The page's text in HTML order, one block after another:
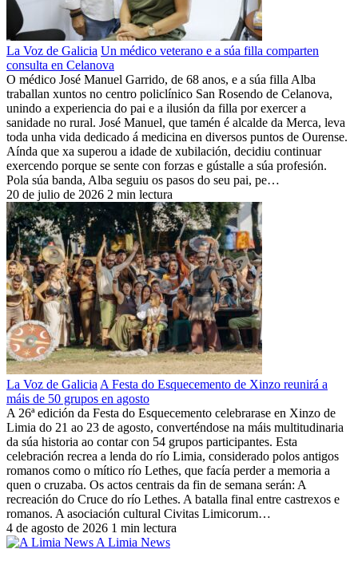
La Voz de Galicia Un médico veterano e a súa filla comparten
consulta en Celanova
O médico José Manuel Garrido, de 68 anos, e a súa filla Alba
traballan xuntos no centro policlínico San Rosendo de Celanova,
unindo a experiencia do pai e a ilusión da filla por exercer a
sanidade no rural. José Manuel, que tamén é alcalde da Merca, leva
toda unha vida dedicado á medicina en diversos puntos de Ourense.
Aínda que xa superou a idade de xubilación, decidiu continuar
exercendo porque se sente con forzas e gústalle a súa profesión.
Pola súa banda, Alba seguiu os pasos do seu pai, pe…
20 de julio de 2026 2 min lectura
La Voz de Galicia A Festa do Esquecemento de Xinzo reunirá a
máis de 50 grupos en agosto
A 26ª edición da Festa do Esquecemento celebrarase en Xinzo de
Limia do 21 ao 23 de agosto, converténdose na máis multitudinaria
da súa historia ao contar con 54 grupos participantes. Esta
celebración recrea a lenda do río Limia, considerado polos antigos
romanos como o mítico río Lethes, que facía perder a memoria a
quen o cruzaba. Os actos centrais da fin de semana serán: A
recreación do Cruce do río Lethes. A batalla final entre castrexos e
romanos. A asociación cultural Civitas Limicorum…
4 de agosto de 2026 1 min lectura
A Limia News